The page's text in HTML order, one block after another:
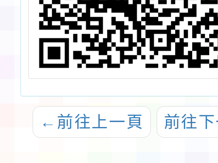
← 前往上一頁 前往